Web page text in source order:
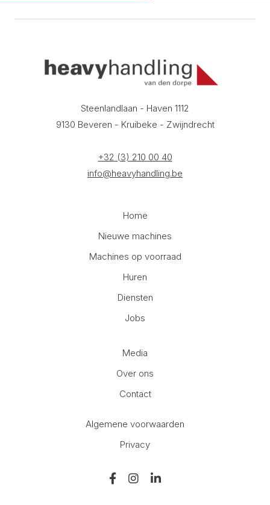
Steenlandlaan - Haven 1112
9130 Beveren - Kruibeke - Zwijndrecht
+32 (3) 210 00 40
info@heavyhandling.be
Home
Nieuwe machines
Machines op voorraad
Huren
Diensten
Jobs
Media
Over ons
Contact
Algemene voorwaarden
Privacy